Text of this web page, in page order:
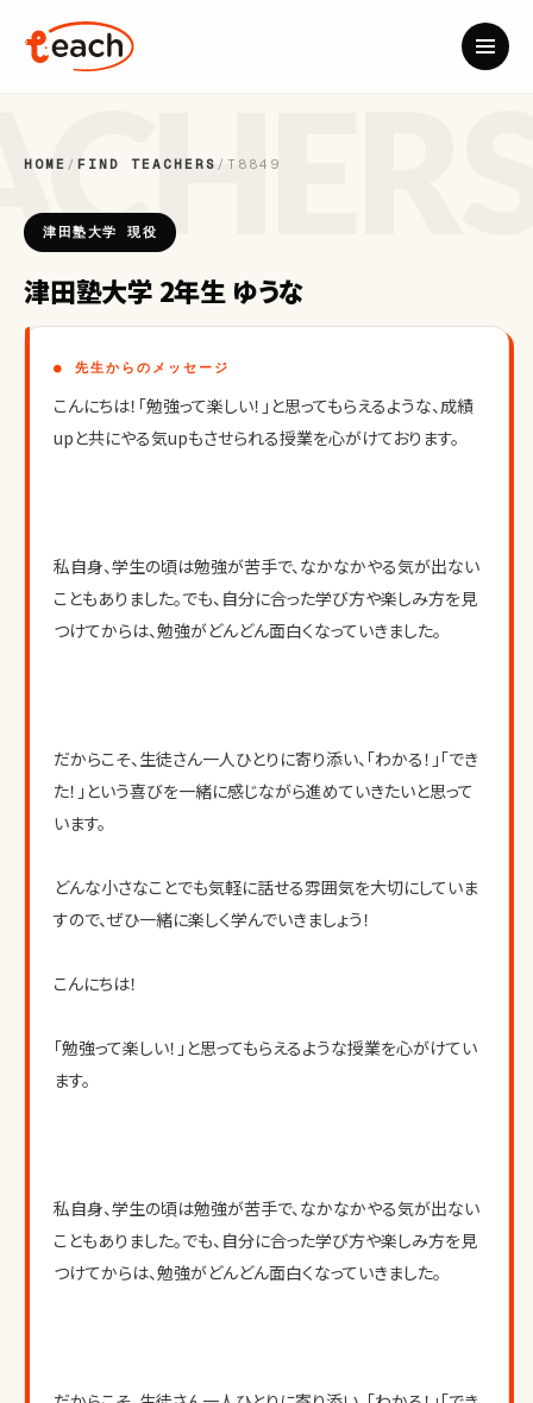
HOME / FIND TEACHERS / T8849
津田塾大学 現役
津田塾大学 2年生 ゆうな
● 先生からのメッセージ
こんにちは！「勉強って楽しい！」と思ってもらえるような、成績
upと共にやる気upもさせられる授業を心がけております。
私自身、学生の頃は勉強が苦手で、なかなかやる気が出ない
こともありました。でも、自分に合った学び方や楽しみ方を見
つけてからは、勉強がどんどん面白くなっていきました。
だからこそ、生徒さん一人ひとりに寄り添い、「わかる！」「でき
た！」という喜びを一緒に感じながら進めていきたいと思って
います。
どんな小さなことでも気軽に話せる雰囲気を大切にしていま
すので、ぜひ一緒に楽しく学んでいきましょう！
こんにちは！
「勉強って楽しい！」と思ってもらえるような授業を心がけてい
ます。
私自身、学生の頃は勉強が苦手で、なかなかやる気が出ない
こともありました。でも、自分に合った学び方や楽しみ方を見
つけてからは、勉強がどんどん面白くなっていきました。